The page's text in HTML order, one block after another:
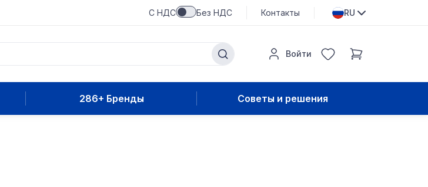
С НДС Без НДС Контакты RU
Войти
286+ Бренды Советы и решения